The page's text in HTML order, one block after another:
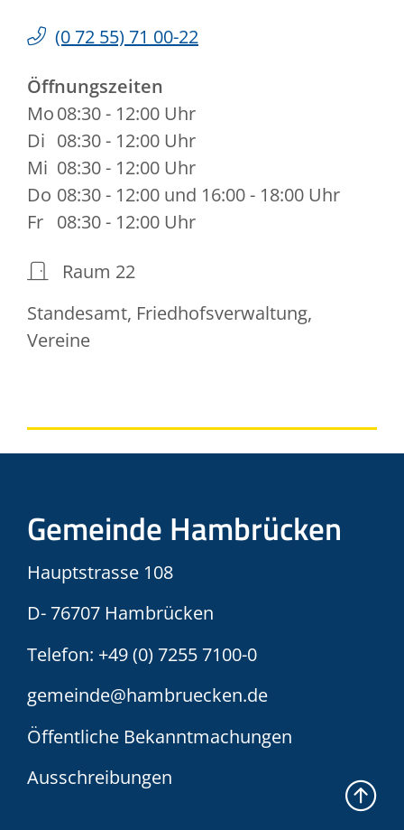
(072 55) 71 00-22
Öffnungszeiten
Mo08:30 - 12:00 Uhr
Di 08:30 - 12:00 Uhr
Mi 08:30 - 12:00 Uhr
Do 08:30 - 12:00 und 16:00 - 18:00 Uhr
Fr 08:30 - 12:00 Uhr
Raum 22
Standesamt, Friedhofsverwaltung,
Vereine
Gemeinde Hambrücken
Hauptstrasse 108
D- 76707 Hambrücken
Telefon: +49 (0) 7255 7100-0
gemeinde@hambruecken.de
Öffentliche Bekanntmachungen
Ausschreibungen